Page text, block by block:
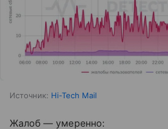
Источник: Hi-Tech Mail
Жалоб — умеренно: